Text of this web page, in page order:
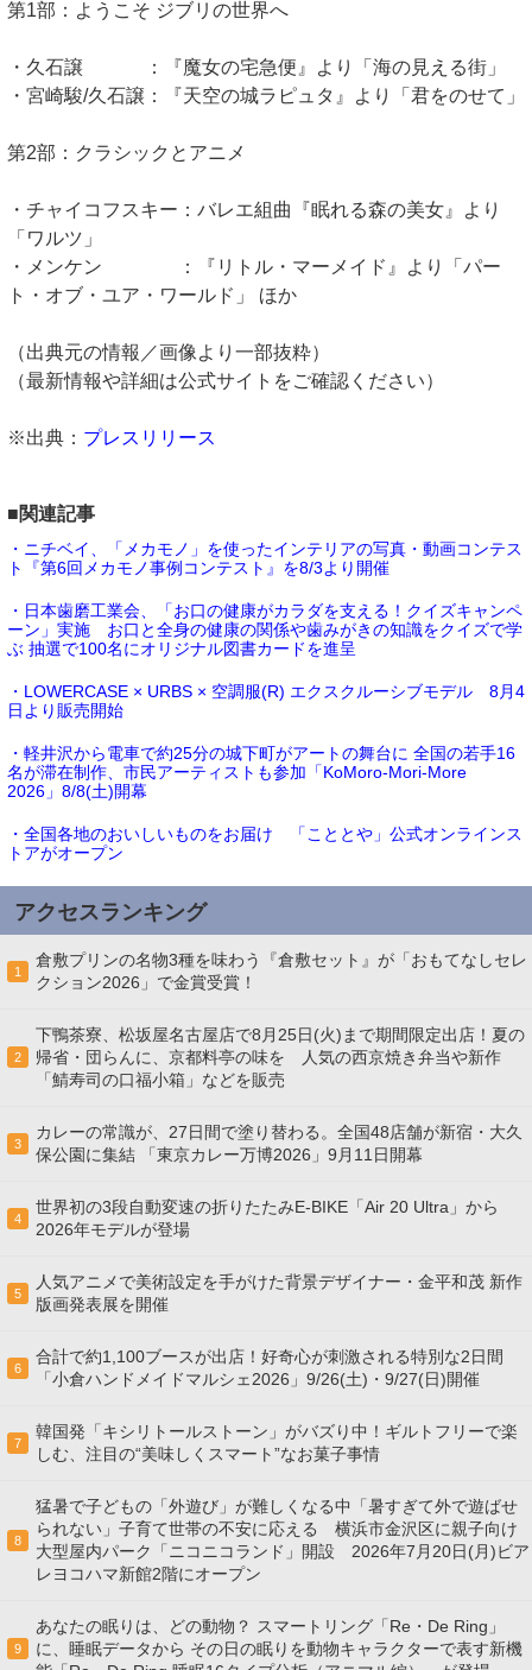
第1部：ようこそ ジブリの世界へ
・久石譲 ：『魔女の宅急便』より「海の見える街」
・宮崎駿/久石譲：『天空の城ラピュタ』より「君をのせて」
第2部：クラシックとアニメ
・チャイコフスキー：バレエ組曲『眠れる森の美女』より
「ワルツ」
・メンケン ：『リトル・マーメイド』より「パー
ト・オブ・ユア・ワールド」 ほか
（出典元の情報／画像より一部抜粋）
（最新情報や詳細は公式サイトをご確認ください）
※出典： プレスリリース
■関連記事
・ニチベイ、「メカモノ」を使ったインテリアの写真・動画コンテス
ト『第6回メカモノ事例コンテスト』を8/3より開催
・日本歯磨工業会、「お口の健康がカラダを支える！クイズキャンペ
ーン」実施 お口と全身の健康の関係や歯みがきの知識をクイズで学
ぶ 抽選で100名にオリジナル図書カードを進呈
・LOWERCASE × URBS × 空調服(R) エクスクルーシブモデル 8月4
日より販売開始
・軽井沢から電車で約25分の城下町がアートの舞台に 全国の若手16
名が滞在制作、市民アーティストも参加「KoMoro-Mori-More
2026」8/8(土)開幕
・全国各地のおいしいものをお届け 「こととや」公式オンラインス
トアがオープン
アクセスランキング
1
倉敷プリンの名物3種を味わう『倉敷セット』が「おもてなしセレ
クション2026」で金賞受賞！
2
下鴨茶寮、松坂屋名古屋店で8月25日(火)まで期間限定出店！夏の
帰省・団らんに、京都料亭の味を 人気の西京焼き弁当や新作
「鯖寿司の口福小箱」などを販売
3
カレーの常識が、27日間で塗り替わる。全国48店舗が新宿・大久
保公園に集結 「東京カレー万博2026」9月11日開幕
4
世界初の3段自動変速の折りたたみE-BIKE「Air 20 Ultra」から
2026年モデルが登場
5
人気アニメで美術設定を手がけた背景デザイナー・金平和茂 新作
版画発表展を開催
6
合計で約1,100ブースが出店！好奇心が刺激される特別な2日間
「小倉ハンドメイドマルシェ2026」9/26(土)・9/27(日)開催
7
韓国発「キシリトールストーン」がバズり中！ギルトフリーで楽
しむ、注目の“美味しくスマート”なお菓子事情
8
猛暑で子どもの「外遊び」が難しくなる中「暑すぎて外で遊ばせ
られない」子育て世帯の不安に応える 横浜市金沢区に親子向け
大型屋内パーク「ニコニコランド」開設 2026年7月20日(月)ビア
レヨコハマ新館2階にオープン
9
あなたの眠りは、どの動物？ スマートリング「Re・De Ring」
に、睡眠データから その日の眠りを動物キャラクターで表す新機